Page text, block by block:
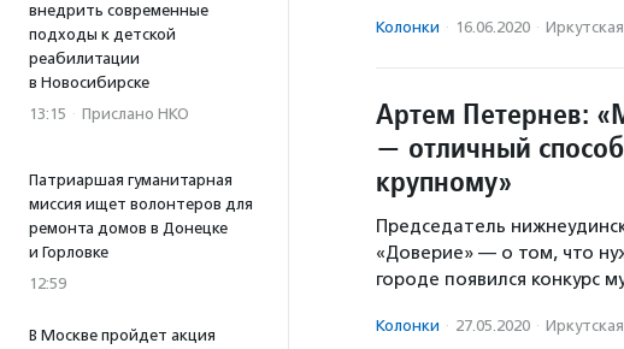
внедрить современные
подходы к детской
реабилитации
в Новосибирске
13:15 · Прислано НКО
Патриаршая гуманитарная
миссия ищет волонтеров для
ремонта домов в Донецке
и Горловке
12:59
В Москве пройдет акция
Колонки · 16.06.2020 ·
Артем Петернев:
— отличный
крупному»
Председатель
«Доверие» — о том, что
городе появился конкурс
Колонки · 27.05.2020 ·